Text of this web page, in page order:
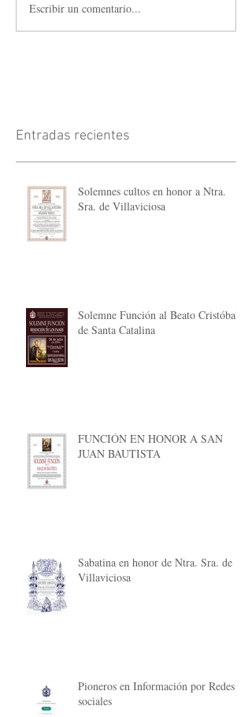
Escribir un comentario...
Entradas recientes
Solemnes cultos en honor a Ntra.
Sra. de Villaviciosa
Solemne Función al Beato Cristóbal
de Santa Catalina
FUNCIÓN EN HONOR A SAN
JUAN BAUTISTA
Sabatina en honor de Ntra. Sra. de
Villaviciosa
Pioneros en Información por Redes
sociales